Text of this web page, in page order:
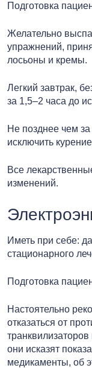
Подготовка
Желательно
упражнений,
лосьоны и кремы.
Легкий завтрак,
за 1,5–2 часа до
Не позднее чем
исключить
Все
изменений.
Иметь при себе:
стационарного
Подготовка
Настоятельно
отказаться от
они исказят
медикаменты, об